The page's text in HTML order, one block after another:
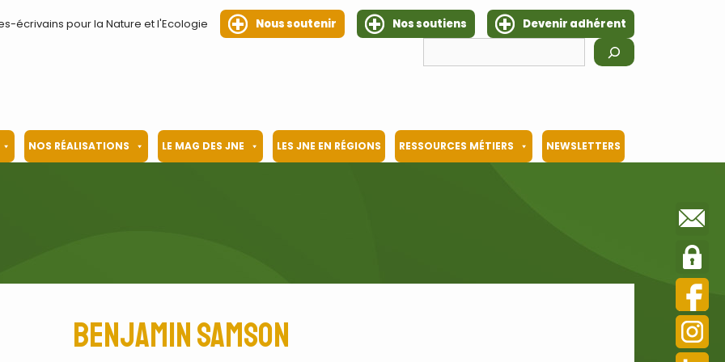
écrivains pour la Nature et l'Ecologie Nous soutenir Nos soutiens
Devenir adhérent
NOS RÉALISATIONS LE MAG DES JNE LES JNE EN RÉGIONS RESSOURCES MÉTIERS NEWSLETTERS
Benjamin Samson